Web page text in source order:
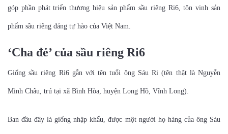
góp phần phát triển thương hiệu sản phẩm sầu riêng Ri6, tôn vinh sản
phẩm sầu riêng đáng tự hào của Việt Nam.
‘Cha đẻ’ của sầu riêng Ri6
Giống sầu riêng Ri6 gắn với tên tuổi ông Sáu Ri (tên thật là Nguyễn
Minh Châu, trú tại xã Bình Hòa, huyện Long Hồ, Vĩnh Long).
Ban đầu đây là giống nhập khẩu, được một người họ hàng của ông Sáu